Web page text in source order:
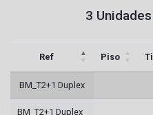
3
Ref Piso
BM_T2+1 Duplex
BM_T2+1 Duplex_